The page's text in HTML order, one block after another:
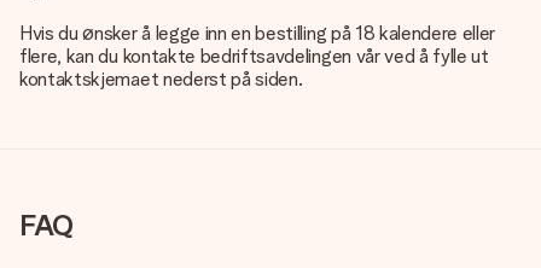
Hvis du ønsker å legge inn en bestilling på 18 kalendere eller
flere, kan du kontakte bedriftsavdelingen vår ved å fylle ut
kontaktskjemaet nederst på siden.
FAQ